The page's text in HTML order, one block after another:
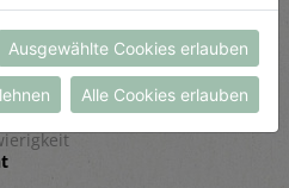
du in unserer
imImpressum
Ausgewählte Cookies erlauben
Alle Cookies erlauben